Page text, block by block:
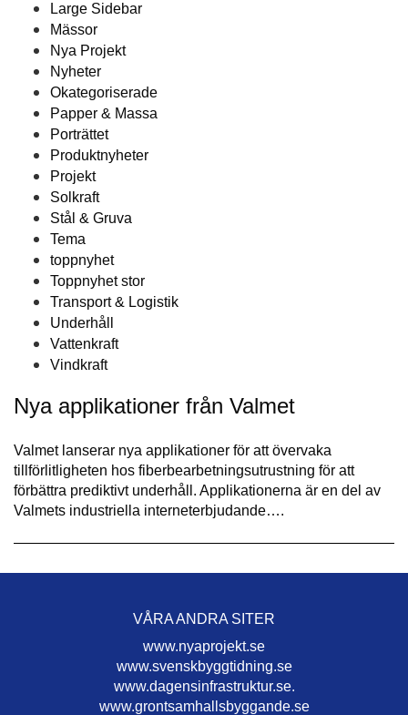
Large Sidebar
Mässor
Nya Projekt
Nyheter
Okategoriserade
Papper & Massa
Porträttet
Produktnyheter
Projekt
Solkraft
Stål & Gruva
Tema
toppnyhet
Toppnyhet stor
Transport & Logistik
Underhåll
Vattenkraft
Vindkraft
Nya applikationer från Valmet
Valmet lanserar nya applikationer för att övervaka
tillförlitligheten hos fiberbearbetningsutrustning för att
förbättra prediktivt underhåll. Applikationerna är en del av
Valmets industriella interneterbjudande….
VÅRA ANDRA SITER
www.nyaprojekt.se
www.svenskbyggtidning.se
www.dagensinfrastruktur.se.
www.grontsamhallsbyggande.se